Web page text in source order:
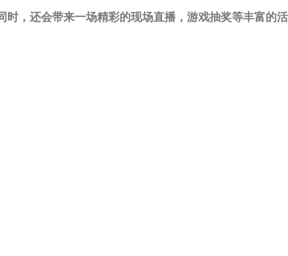
时，还会带来一场精彩的现场直播，游戏抽奖等丰富的